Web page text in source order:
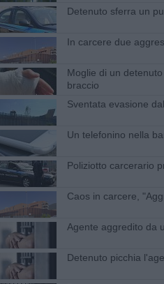
Detenuto sferra un
In carcere due
Moglie di un
braccio
Sventata evasione
Un telefonino nella
Poliziotto carcerario
Caos in carcere,
​Agente aggredito da
Detenuto picchia